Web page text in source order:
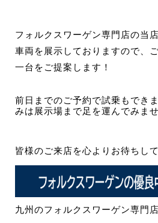
フォルクスワーゲン専門店の当
車両を展示しておりますので、
一台をご提案します！
前日までのご予約で試乗もでき
みは展示場まで足を運んでみま
皆様のご来店を心よりお待ちし
九州のフォルクスワーゲン専門